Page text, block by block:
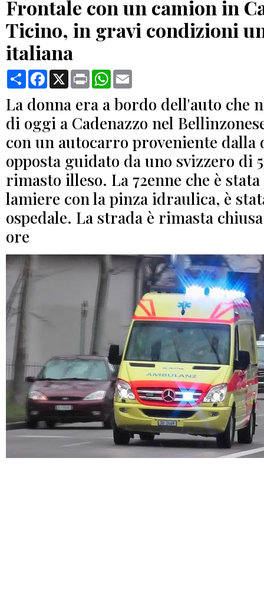
Frontale con un camion in
Ticino, in gravi condizioni
italiana
CondividiFacebook
X Print WhatsApp
La donna era a bordo dell'auto che
di oggi a Cadenazzo nel
con un autocarro proveniente dalla
opposta guidato da uno svizzero di
rimasto illeso. La 72enne che è
lamiere con la pinza idraulica, è
ospedale. La strada è rimasta
ore